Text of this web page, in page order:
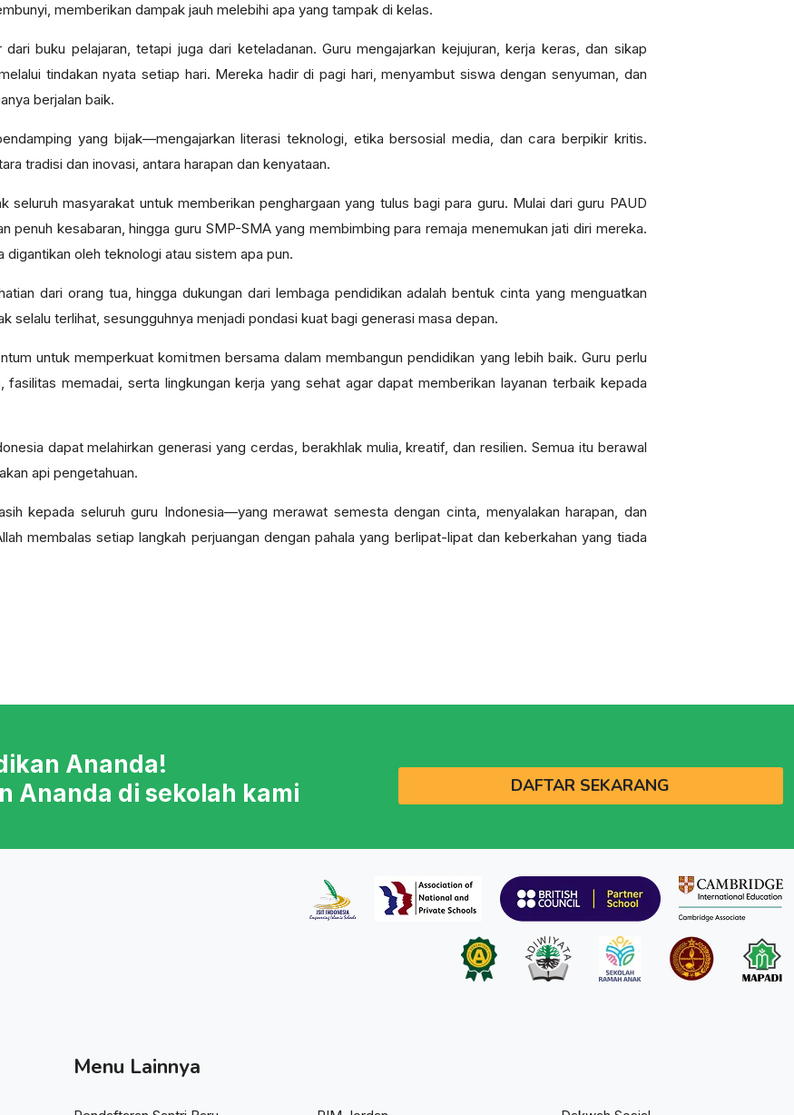
memberikan dampak jauh melebihi apa yang tampak di kelas.
buku pelajaran, tetapi juga dari keteladanan. Guru mengajarkan kejujuran, kerja keras, dan sikap
tindakan nyata setiap hari. Mereka hadir di pagi hari, menyambut siswa dengan senyuman, dan
berjalan baik.
yang bijak—mengajarkan literasi teknologi, etika bersosial media, dan cara berpikir kritis.
tradisi dan inovasi, antara harapan dan kenyataan.
seluruh masyarakat untuk memberikan penghargaan yang tulus bagi para guru. Mulai dari guru PAUD
penuh kesabaran, hingga guru SMP-SMA yang membimbing para remaja menemukan jati diri mereka.
oleh teknologi atau sistem apa pun.
dari orang tua, hingga dukungan dari lembaga pendidikan adalah bentuk cinta yang menguatkan
selalu terlihat, sesungguhnya menjadi pondasi kuat bagi generasi masa depan.
untuk memperkuat komitmen bersama dalam membangun pendidikan yang lebih baik. Guru perlu
fasilitas memadai, serta lingkungan kerja yang sehat agar dapat memberikan layanan terbaik kepada
dapat melahirkan generasi yang cerdas, berakhlak mulia, kreatif, dan resilien. Semua itu berawal
api pengetahuan.
kepada seluruh guru Indonesia—yang merawat semesta dengan cinta, menyalakan harapan, dan
membalas setiap langkah perjuangan dengan pahala yang berlipat-lipat dan keberkahan yang tiada
Ananda!
Ananda di sekolah kami
DAFTAR SEKARANG
Menu Lainnya